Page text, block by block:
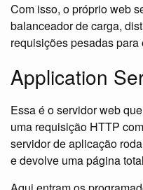
Com isso, o próprio web
balanceador de carga,
requisições pesadas para
Application
Essa é o servidor web
uma requisição HTTP
servidor de aplicação
e devolve uma página